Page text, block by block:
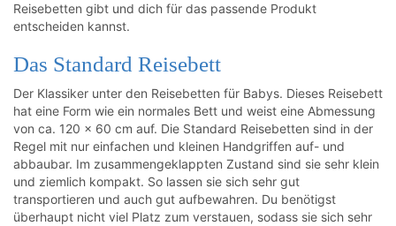
Reisebetten gibt und dich für das passende Produkt
entscheiden kannst.
Das Standard Reisebett
Der Klassiker unter den Reisebetten für Babys. Dieses Reisebett
hat eine Form wie ein normales Bett und weist eine Abmessung
von ca. 120 x 60 cm auf. Die Standard Reisebetten sind in der
Regel mit nur einfachen und kleinen Handgriffen auf- und
abbaubar. Im zusammengeklappten Zustand sind sie sehr klein
und ziemlich kompakt. So lassen sie sich sehr gut
transportieren und auch gut aufbewahren. Du benötigst
überhaupt nicht viel Platz zum verstauen, sodass sie sich sehr